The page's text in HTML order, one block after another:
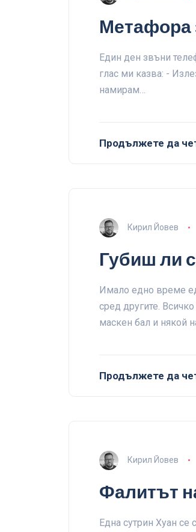
Метафора
Един ден звъни
глас ми казва: -
намирам…
Продължете да
Кирил Йовев
Губиш ли
Имало едно време
сред другите.
маскен бал и някой
Продължете да
Кирил Йовев
Фалитът
Една сутрин Хуан